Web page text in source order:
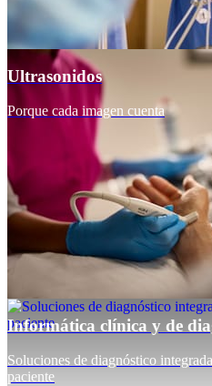
Ultrasonidos
Porque cada imagen cuenta
Informática clínica y de
Soluciones de diagnóstico
paciente